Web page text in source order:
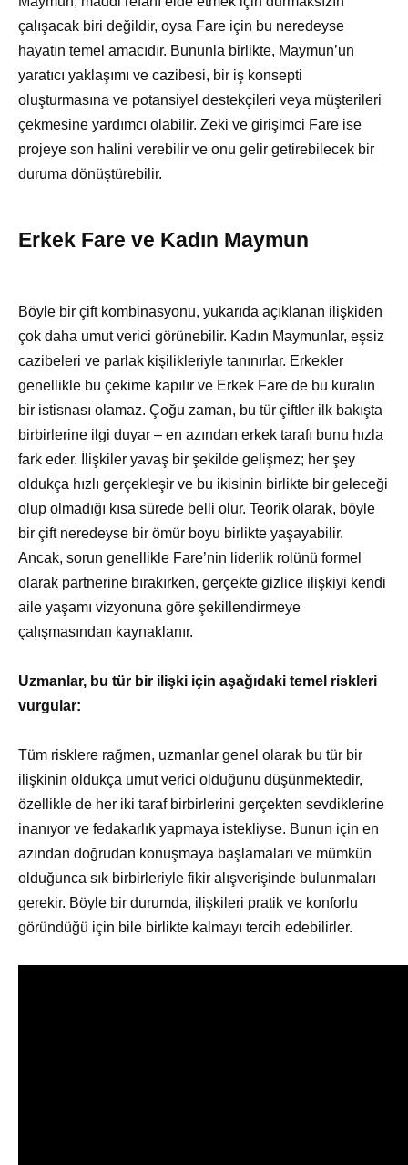
çalışacak biri değildir, oysa Fare için bu neredeyse
hayatın temel amacıdır. Bununla birlikte, Maymun’un
yaratıcı yaklaşımı ve cazibesi, bir iş konsepti
oluşturmasına ve potansiyel destekçileri veya müşterileri
çekmesine yardımcı olabilir. Zeki ve girişimci Fare ise
projeye son halini verebilir ve onu gelir getirebilecek bir
duruma dönüştürebilir.
Erkek Fare ve Kadın Maymun
Böyle bir çift kombinasyonu, yukarıda açıklanan ilişkiden
çok daha umut verici görünebilir. Kadın Maymunlar, eşsiz
cazibeleri ve parlak kişilikleriyle tanınırlar. Erkekler
genellikle bu çekime kapılır ve Erkek Fare de bu kuralın
bir istisnası olamaz. Çoğu zaman, bu tür çiftler ilk bakışta
birbirlerine ilgi duyar – en azından erkek tarafı bunu hızla
fark eder. İlişkiler yavaş bir şekilde gelişmez; her şey
oldukça hızlı gerçekleşir ve bu ikisinin birlikte bir geleceği
olup olmadığı kısa sürede belli olur. Teorik olarak, böyle
bir çift neredeyse bir ömür boyu birlikte yaşayabilir.
Ancak, sorun genellikle Fare’nin liderlik rolünü formel
olarak partnerine bırakırken, gerçekte gizlice ilişkiyi kendi
aile yaşamı vizyonuna göre şekillendirmeye
çalışmasından kaynaklanır.
Uzmanlar, bu tür bir ilişki için aşağıdaki temel riskleri
vurgular:
Tüm risklere rağmen, uzmanlar genel olarak bu tür bir
ilişkinin oldukça umut verici olduğunu düşünmektedir,
özellikle de her iki taraf birbirlerini gerçekten sevdiklerine
inanıyor ve fedakarlık yapmaya istekliyse. Bunun için en
azından doğrudan konuşmaya başlamaları ve mümkün
olduğunca sık birbirleriyle fikir alışverişinde bulunmaları
gerekir. Böyle bir durumda, ilişkileri pratik ve konforlu
göründüğü için bile birlikte kalmayı tercih edebilirler.